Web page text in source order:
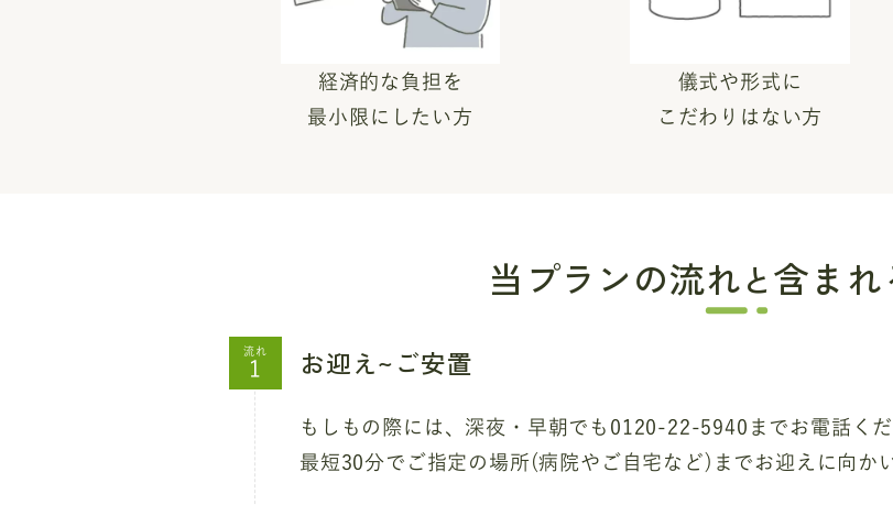
経済的な負担を
最小限にしたい方
儀式や形式に
こだわりはない方
当プランの流れと含まれ
流れ お迎え~ご安置
もしもの際には、深夜・早朝でも0120-22-5940までお電話くだ
最短30分でご指定の場所(病院やご自宅など)までお迎えに向か